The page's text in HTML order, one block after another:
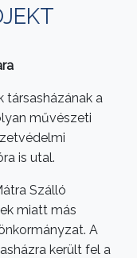
társasházának a
művészeti
is utal.
Szálló
miatt más
A
került fel a